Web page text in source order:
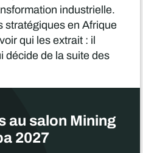
industrielle.
stratégiques en Afrique
qui les extrait : il
décide de la suite des
au salon Mining
2027